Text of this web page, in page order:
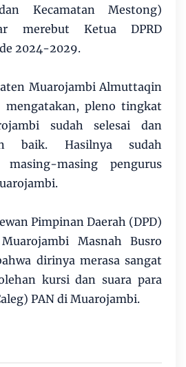
Kecamatan Mestong)
merebut Ketua DPRD
2024-2029.
Muarojambi Almuttaqin
mengatakan, pleno tingkat
sudah selesai dan
baik. Hasilnya sudah
masing pengurus
Pimpinan Daerah (DPD)
Masnah Busro
dirinya merasa sangat
kursi dan suara para
PAN di Muarojambi.